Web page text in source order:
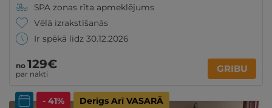
SPA zonas rīta apmeklējums
Vēlā izrakstīšanās
Ir spēkā līdz 30.12.2026
no 129€
par nakti GRIBU
- 41% Derīgs Arī VASARĀ